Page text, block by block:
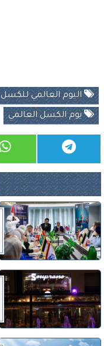
اليوم العالمي للكسل
يوم الكسل العالمي